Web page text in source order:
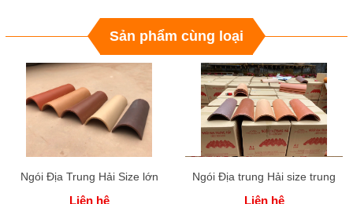
Sản phẩm cùng loại
Ngói Địa Trung Hải Size lớn
Liên hệ
Ngói Địa trung Hải size trung
Liên hệ